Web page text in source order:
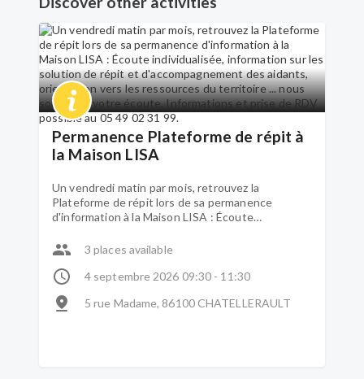
Permanence Plateforme de répit à
la Maison LISA
Un vendredi matin par mois, retrouvez la
Plateforme de répit lors de sa permanence
d'information à la Maison LISA : Écoute
et d'accompagnement des aidants, orientation
votre écoute. Informations et prise de RDV
3 places available
4 septembre 2026 09:30 - 11:30
5 rue Madame, 86100 CHATELLERAULT